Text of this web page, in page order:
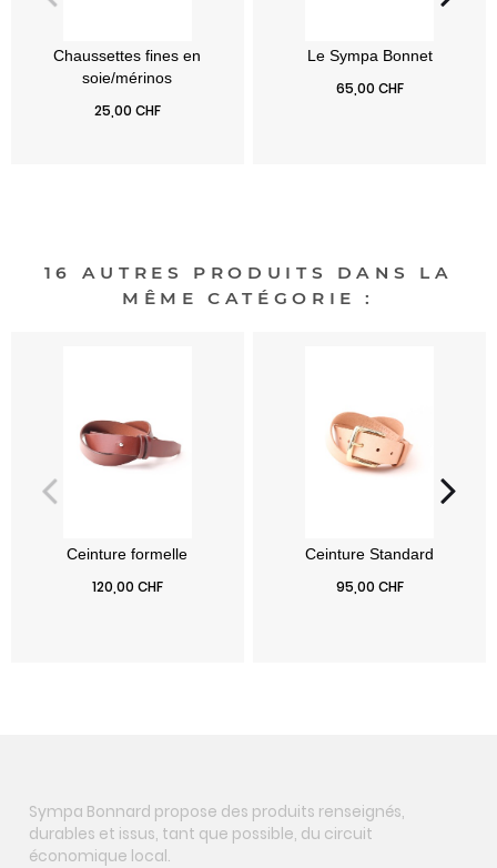
Prix
25,00 CHF
Prix
65,00 CHF
16 AUTRES PRODUITS DANS LA
MÊME CATÉGORIE :
Prix
120,00 CHF Prix
95,00 CHF
Sympa Bonnard propose des produits renseignés,
durables et issus, tant que possible, du circuit
économique local.